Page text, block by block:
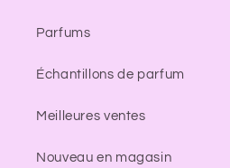
Parfums
Échantillons de parfum
Meilleures ventes
Nouveau en magasin